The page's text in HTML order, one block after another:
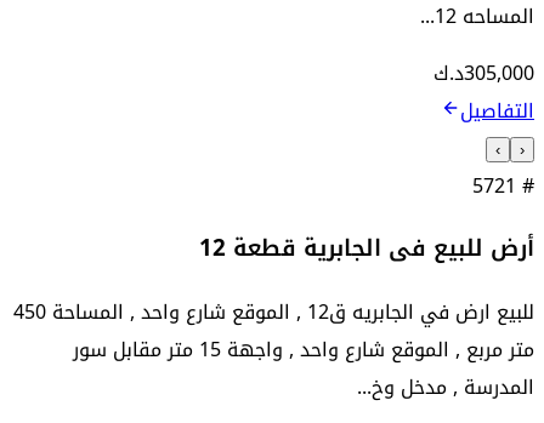
المساحه 12...
305,000د.ك
التفاصيل
‹
›
5721 #
أرض للبيع فى الجابرية قطعة 12
للبيع ارض في الجابريه ق12 , الموقع شارع واحد , المساحة 450
متر مربع , الموقع شارع واحد , واجهة 15 متر مقابل سور
المدرسة , مدخل وخ...